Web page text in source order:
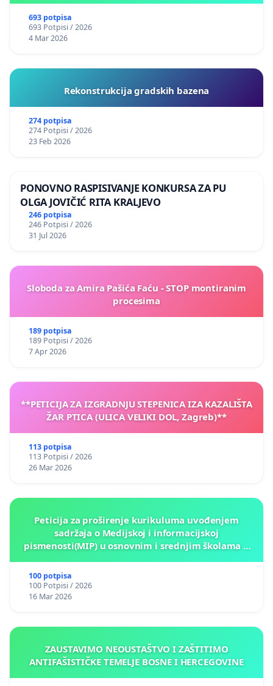
693 potpisa
693 Potpisi / 2026
4 Mar 2026
Rekonstrukcija gradskih bazena
274 potpisa
274 Potpisi / 2026
23 Feb 2026
PONOVNO RASPISIVANJE KONKURSA ZA PU
OLGA JOVIČIĆ RITA KRALJEVO
246 potpisa
246 Potpisi / 2026
31 Jul 2026
Sloboda za Amira Pašića Faću - STOP montiranim
procesima
189 potpisa
189 Potpisi / 2026
7 Apr 2026
**PETICIJA ZA IZGRADNJU STEPENICA IZA KAZALIŠTA
ŽAR PTICA (ULICA VELIKI DOL, Zagreb)**
113 potpisa
113 Potpisi / 2026
26 Mar 2026
Peticija za proširenje kurikuluma uvođenjem
sadržaja o Medijskoj i informacijskoj
pismenosti(MIP) u osnovnim i srednjim školama u
100 potpisa
100 Potpisi / 2026
16 Mar 2026
ZAUSTAVIMO NEOUSTAŠTVO I ZAŠTITIMO
ANTIFAŠISTIČKE TEMELJE BOSNE I HERCEGOVINE